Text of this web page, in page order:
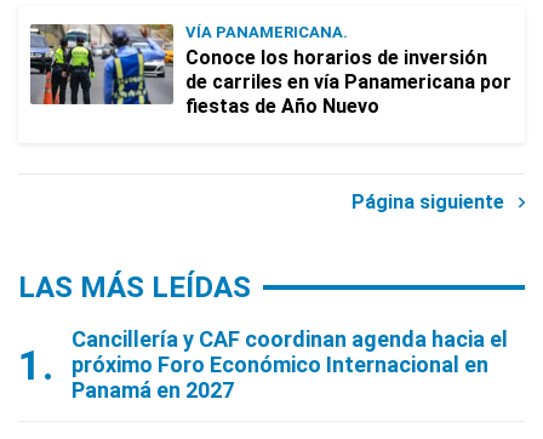
VÍA PANAMERICANA.
Conoce los horarios de inversión
de carriles en vía Panamericana por
fiestas de Año Nuevo
Página siguiente
LAS MÁS LEÍDAS
Cancillería y CAF coordinan agenda hacia el
próximo Foro Económico Internacional en
Panamá en 2027